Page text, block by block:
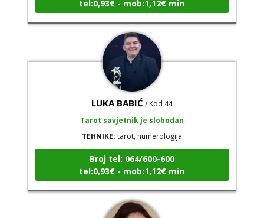
LUKA BABIĆ/ Kod 44
Tarot savjetnik je slobodan
TEHNIKE:tarot, numerologija
Broj tel: 064/600-600
tel:0,93€ - mob:1,12€ min